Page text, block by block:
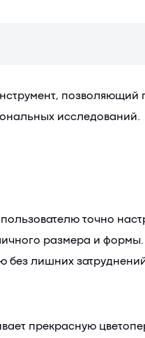
исследований.
точно
размера и
без лишних
прекрасную